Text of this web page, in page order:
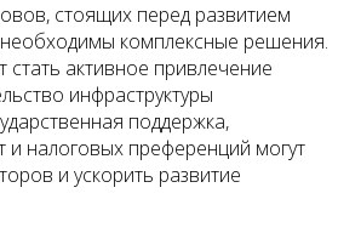
стоящих перед развитием
комплексные решения.
активное привлечение
инфраструктуры
поддержка,
и налоговых преференций могут
и ускорить развитие